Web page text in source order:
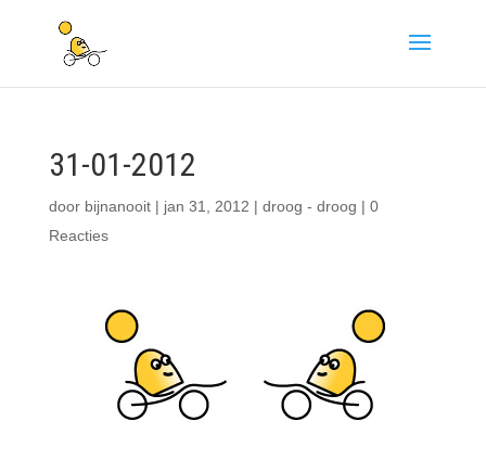
31-01-2012
door bijnanooit| jan 31, 2012 | droog - droog | 0
Reacties